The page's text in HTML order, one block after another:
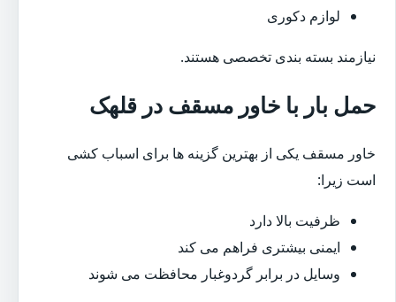
لوازم دکوری
نیازمند بسته بندی تخصصی هستند.
حمل بار با خاور مسقف در قلهک
خاور مسقف یکی از بهترین گزینه ها برای اسباب کشی
است زیرا:
ظرفیت بالا دارد
ایمنی بیشتری فراهم می کند
وسایل در برابر گردوغبار محافظت می شوند